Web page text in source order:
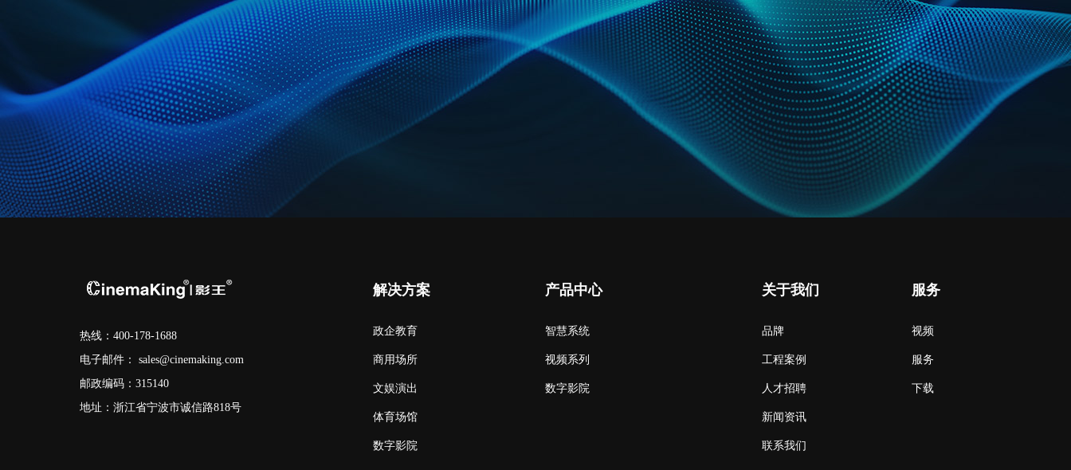
热线：400-178-1688
电子邮件： sales@cinemaking.com
邮政编码：315140
地址：浙江省宁波市诚信路818号
解决方案
政企教育
商用场所
文娱演出
体育场馆
数字影院
产品中心
智慧系统
视频系列
数字影院
关于我们
品牌
工程案例
人才招聘
新闻资讯
联系我们
服务
视频
服务
下载